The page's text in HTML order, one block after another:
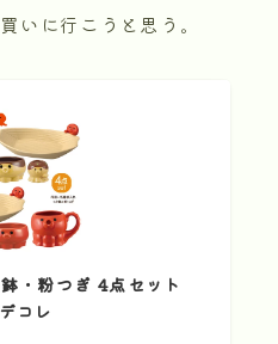
いに行こうと思う。
・粉つぎ 4点セット
コレ